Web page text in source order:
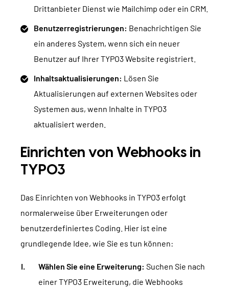
Drittanbieter Dienst wie Mailchimp oder ein CRM.
Benutzerregistrierungen: Benachrichtigen Sie
ein anderes System, wenn sich ein neuer
Benutzer auf Ihrer TYPO3 Website registriert.
Inhaltsaktualisierungen: Lösen Sie
Aktualisierungen auf externen Websites oder
Systemen aus, wenn Inhalte in TYPO3
aktualisiert werden.
Einrichten von Webhooks in
TYPO3
Das Einrichten von Webhooks in TYPO3 erfolgt
normalerweise über Erweiterungen oder
benutzerdefiniertes Coding. Hier ist eine
grundlegende Idee, wie Sie es tun können:
Wählen Sie eine Erweiterung: Suchen Sie nach
einerTYPO3 Erweiterung, die Webhooks